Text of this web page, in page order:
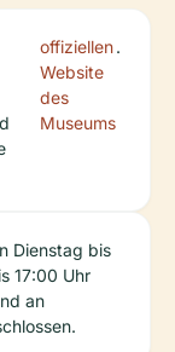
offiziellen
Website
des
Museums
.
Dienstag bis
17:00 Uhr
an